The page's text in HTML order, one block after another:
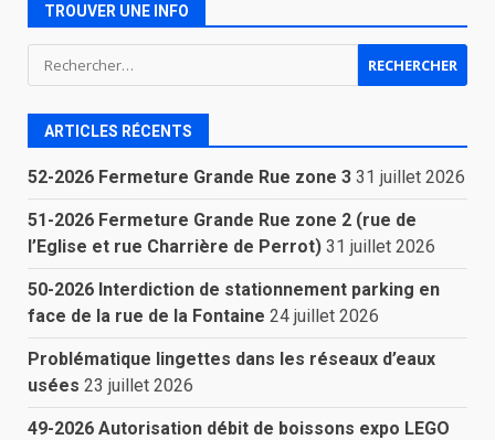
TROUVER UNE INFO
Rechercher :
ARTICLES RÉCENTS
52-2026 Fermeture Grande Rue zone 3 31 juillet 2026
51-2026 Fermeture Grande Rue zone 2 (rue de
l’Eglise et rue Charrière de Perrot) 31 juillet 2026
50-2026 Interdiction de stationnement parking en
face de la rue de la Fontaine 24 juillet 2026
Problématique lingettes dans les réseaux d’eaux
usées 23 juillet 2026
49-2026 Autorisation débit de boissons expo LEGO